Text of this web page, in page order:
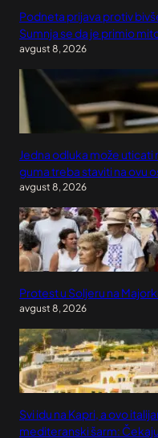
Podneta prijava protiv
Sumnja se da je primio
avgust 8, 2026
Jedna odluka može uticati
guma treba staviti na ovu
avgust 8, 2026
Protest u Soljeru na
avgust 8, 2026
Svi idu na Kapri, a ovo
mediteranski šarm: